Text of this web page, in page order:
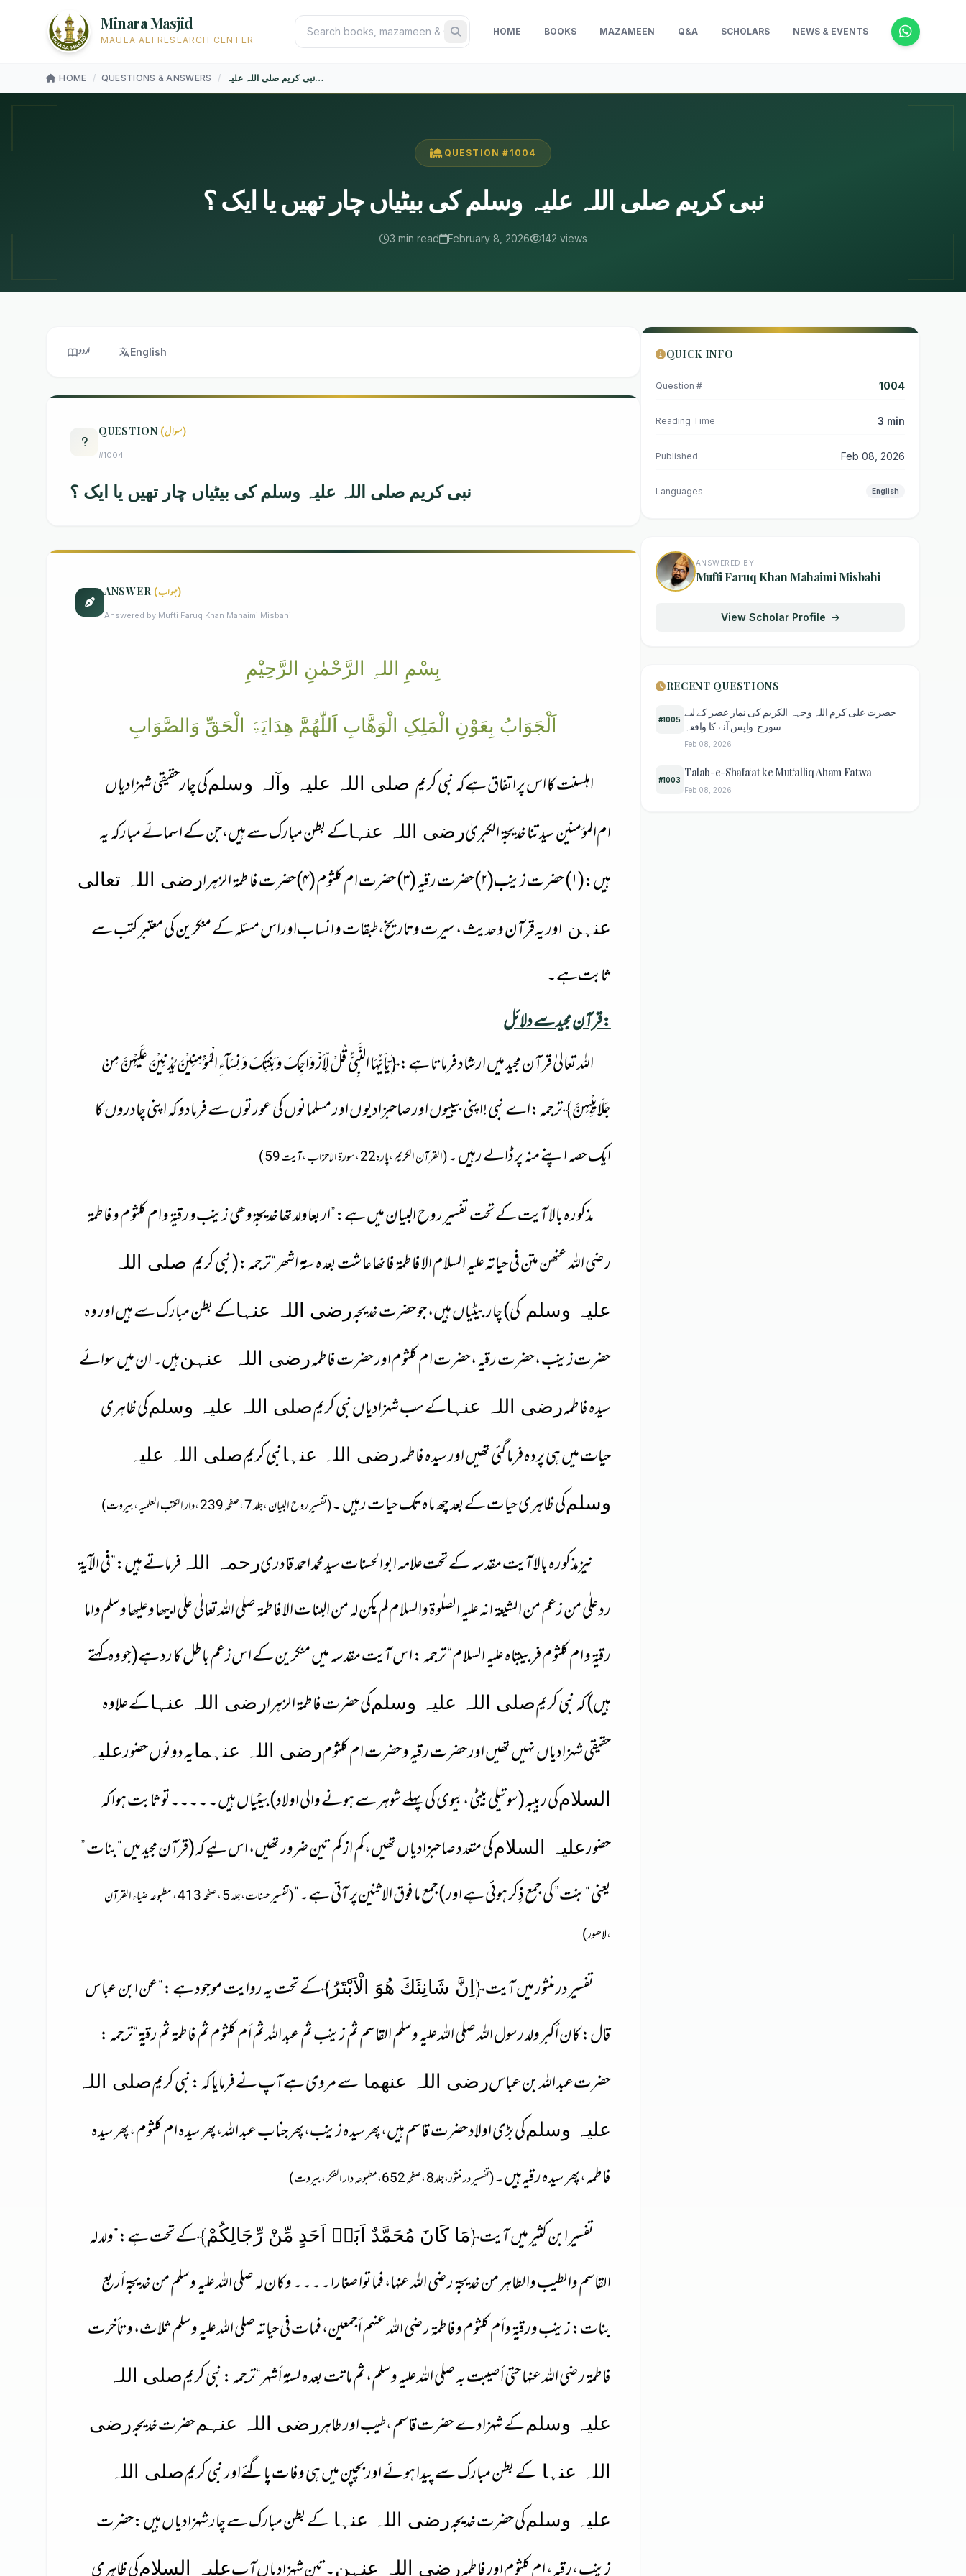
Minara Masjid
MAULA ALI RESEARCH CENTER
HOME BOOKS MAZAMEEN Q&A SCHOLARS NEWS & EVENTS
HOME / QUESTIONS & ANSWERS / نبی کریم صلی اللہ علیہ…
QUESTION #1004
نبی کریم صلی اللہ علیہ وسلم کی بیٹیاں چار تھیں یا ایک ؟
3 min read February 8, 2026 142 views
اردو English
QUESTION (سوال)
#1004
نبی کریم صلی اللہ علیہ وسلم کی بیٹیاں چار تھیں یا ایک ؟
ANSWER (جواب)
Answered by Mufti Faruq Khan Mahaimi Misbahi
بِسْمِ اللہِ الرَّحْمٰنِ الرَّحِیْمِ
اَلْجَوَابُ بِعَوْنِ الْمَلِکِ الْوَھَّابِ اَللّٰھُمَّ ھِدَایَۃَ الْحَقِّ وَالصَّوَابِ
اہلسنت کا اس پر اتفاق ہےکہ نبی کریم صلی اللہ علیہ وآلہ وسلمکی چارحقیقی شہزادیاں
امالمؤمنین سیدتنا خدیجۃ الکبریٰرضی اللہ عنہاکے بطن مبارک سے ہیں،جن کے اسمائے مبارکہ یہ
ہیں:(۱) حضرت زینب(۲)حضرت رقیہ (۳) حضرت ام کلثوم (۴)حضرت فا طمۃ الزہرا
رضی اللہ تعالی
عنہن اور یہقرآن و حدیث ، سیرت وتاریخ،طبقات و انساباوراس مسئلہ کے منکرین کی معتبر کتب سے
ثابتہے۔
قرآن مجید سے دلائل:
اللہ تعالیٰ قرآن مجید میں ارشاد فرماتا ہے:﴿یٰۤاَیُّهَا النَّبِیُّ قُلْ لِّاَزْوَاجِكَ وَ بَنٰتِكَ وَ نِسَآءِ الْمُؤْمِنِیْنَ یُدْنِیْنَ عَلَیْهِنَّ مِنْ
جَلَابِیْبِهِنَّ﴾ترجمہ:اے نبی !اپنی بیبیوں اور صاحبزادیو ں اور مسلمانوں کی عورتوں سے فرمادو کہ اپنی چادروں کا
ایک حصہ اپنے منہ پر ڈالے رہیں ۔(القرآن الکریم ،پارہ22 ،سورۃ الاحزاب ،آیت 59 )
مذکورہ بالا آیت کے تحت تفسیر روح البیان میں ہے:”اربعاولدتھا خدیجۃوھی زینبو رقیۃ و ام کلثوم و فاطمۃ
رضی اللہ عنھن متن فی حیاتہ علیہ السلام الا فاطمۃ فانھا عاشت بعدہ ستۃ اشھر“ترجمہ:( نبی کریم صلی اللہ
علیہ وسلم کی) چار بیٹیاں ہیں، جو حضرت خدیجہرضی اللہ عنہاکے بطن مبارک سے ہیں اور وہ
حضرتزینب ،حضرت رقیہ ،حضرت ام کلثوماور حضرت فاطمہرضی اللہ عنہنہیں۔ ان میں سوائے
سیدہ فاطمہرضی اللہ عنہاکےسب شہزادیاںنبی کریمصلی اللہ علیہ وسلمکی ظاہری
حیات میں ہی پردہ فرما گئی تھیں اور سیدہ فاطمہرضی اللہ عنہانبی کریمصلی اللہ علیہ
وسلمکی ظاہری حیات کےبعد چھ ماہ تک حیات رہیں ۔(تفسیر روح البیان ،جلد 7 ،صفحہ 239 ،دار الکتب العلمیہ ،بیروت)
نیزمذکورہ بالا آیت مقدسہ کے تحتعلامہ ابو الحسنات سیدمحمد احمد قادریرحمہ اللہ فرماتے ہیں:”فی الآیۃ
رد علٰی من زعم من الشیعۃ انہ علیہ الصلٰوۃ والسلام لم یکن لہ من البنات الا فاطمۃ صلی اللہ تعالٰی علٰی ابیھا وعلیھا وسلمواما
رقیۃ و ام کلثوم فربیبتاہ علیہ السلام“ ترجمہ : اس آیت مقدسہ میں منکرین کے اسزعم باطل کا رد ہے(جو وہ کہتے
ہیں) کہ نبی کریمصلی اللہ علیہ وسلمکی حضرت فاطمۃ الزہرارضی اللہ عنہاکے علاوہ
حقیقی شہزادیاں نہیں تھیں اور حضرت رقیہ و حضرت ام کلثومرضی اللہ عنہمایہ دونوں حضورعلیہ
السلامکی ربیبہ(سوتیلی بیٹی ،بیوی کی پہلے شوہر سے ہونے والی اولاد)بیٹیاں ہیں۔ ۔۔۔۔تو ثابت ہوا کہ
حضورعلیہ السلامکی متعدد صاحبزادیاں تھیں ،کم از کم تین ضرور تھیں، اس لیے کہ(قرآن مجید میں “بنات ”
یعنی “بنت” کی جمع ذِکر ہوئی ہے اور )جمع ما فوق الاثنینپر آتی ہے۔“
(تفسیر حسنات،جلد 5 ،صفحہ 413 ، مطبوعہ ضیاء القرآن
،لاھور)
تفسیر در منثور میں آیت ﴿ اِنَّ شَانِئَكَ هُوَ الْاَبْتَرُ﴾کے تحت یہ روایت موجود ہے :”عن ابن عباس
قال: كان أكبر ولد رسول اللہ صلى اللہ عليه وسلم القاسم ثم زينب ثم عبد اللہ ثم أم كلثوم ثم فاطمة ثم رقية“ترجمہ :
حضرتعبد اللہ بن عباسرضی اللہ عنھما سے مروی ہےآپ نے فرمایا کہ :نبی کریمصلی اللہ
علیہ وسلمکی بڑی اولاد حضرت قاسم ہیں،پھر سیدہ زینب،پھر جناب عبد اللہ،پھر سیدہ ام کلثوم ،پھر سیدہ
فاطمہ،پھر سیدہ رقیہہیں۔(تفسیر در منثور،جلد8 ،صفحہ 652 ،مطبوعہ دار الفکر ،بیروت)
تفسیر ابن کثیر میں آیت﴿مَا كَانَ مُحَمَّدٌ اَبَاۤ اَحَدٍ مِّنْ رِّجَالِكُمْ﴾کے تحت ہے:”ولد له
القاسم والطيب والطاهر من خديجة رضي اللہ عنها، فماتوا صغارا ۔۔۔۔ وكان له صلى اللہ عليه وسلم من خديجة أربع
بنات: زينب ورقية وأم كلثوم وفاطمة رضي اللہ عنهم أجمعين، فمات في حياته صلى اللہ عليه وسلم ثلاث، وتأخرت
فاطمة رضي اللہ عنها حتى أصيبت به صلى اللہ عليه وسلم، ثم ماتت بعده لستة أشهر“ترجمہ : نبی کریمصلی اللہ
علیہ وسلمکے شہزادے حضرتقاسم ،طیب اور طاہررضی اللہ عنہمحضرت خدیجہرضی
اللہ عنہا کے بطن مبارک سے پیدا ہوئے اور بچپن میں ہی وفات پا گئےاور نبی کریمصلی اللہ
علیہ وسلمکی حضرت خدیجہرضی اللہ عنہا کے بطن مبارک سے چار شہزادیاں ہیں :حضرت
رضی اللہ عنہن علیہ السلام
QUICK INFO
Question # 1004
Reading Time 3 min
Published Feb 08, 2026
Languages English
ANSWERED BY
Mufti Faruq Khan Mahaimi Misbahi
View Scholar Profile
RECENT QUESTIONS
#1005
حضرت علی کرم اللہ وجہہ الکریم کی نماز عصر کے لیے
سورج واپس آنے کا واقعہ
Feb 08, 2026
#1003
Talab-e-Shafa‘at ke Mut‘alliq Aham Fatwa
Feb 08, 2026